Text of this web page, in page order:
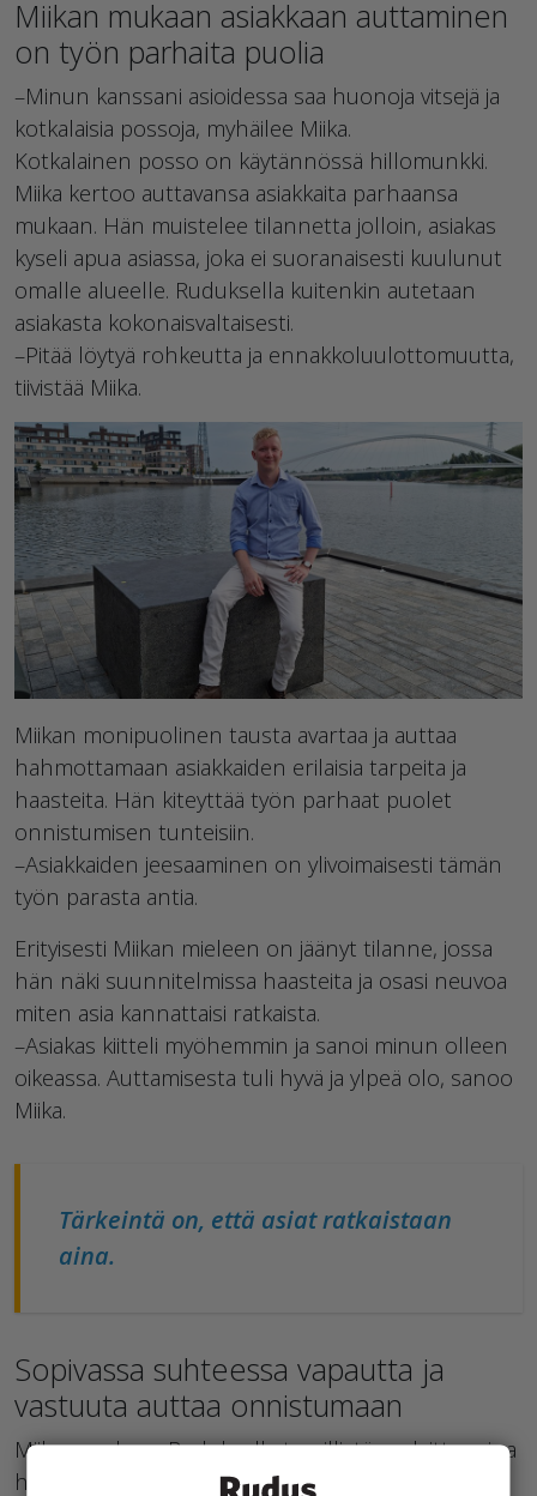
Miikan mukaan asiakkaan auttaminen
on työn parhaita puolia
–Minun kanssani asioidessa saa huonoja vitsejä ja
kotkalaisia possoja, myhäilee Miika.
Kotkalainen posso on käytännössä hillomunkki.
Miika kertoo auttavansa asiakkaita parhaansa
mukaan. Hän muistelee tilannetta jolloin, asiakas
kyseli apua asiassa, joka ei suoranaisesti kuulunut
omalle alueelle. Ruduksella kuitenkin autetaan
asiakasta kokonaisvaltaisesti.
–Pitää löytyä rohkeutta ja ennakkoluulottomuutta,
tiivistää Miika.
Miikan monipuolinen tausta avartaa ja auttaa
hahmottamaan asiakkaiden erilaisia tarpeita ja
haasteita. Hän kiteyttää työn parhaat puolet
onnistumisen tunteisiin.
–Asiakkaiden jeesaaminen on ylivoimaisesti tämän
työn parasta antia.
Erityisesti Miikan mieleen on jäänyt tilanne, jossa
hän näki suunnitelmissa haasteita ja osasi neuvoa
miten asia kannattaisi ratkaista.
–Asiakas kiitteli myöhemmin ja sanoi minun olleen
oikeassa. Auttamisesta tuli hyvä ja ylpeä olo, sanoo
Miika.
Tärkeintä on, että asiat ratkaistaan
aina.
Sopivassa suhteessa vapautta ja
vastuuta auttaa onnistumaan
Miikan mukaan Ruduksella tyypillistä on laittaa aina
homma pelaamaan.